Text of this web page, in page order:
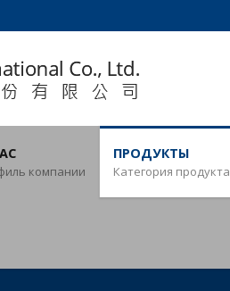
компании
ПРОДУКТЫ
Категория продукта